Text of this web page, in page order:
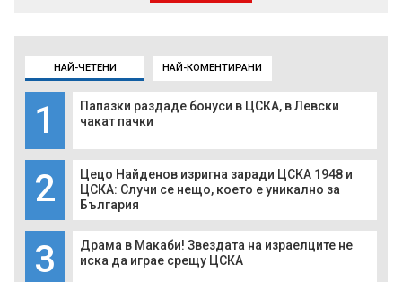
НАЙ-ЧЕТЕНИ НАЙ-КОМЕНТИРАНИ
1
Папазки раздаде бонуси в ЦСКА, в Левски
чакат пачки
2
Цецо Найденов изригна заради ЦСКА 1948 и
ЦСКА: Случи се нещо, което е уникално за
България
3
Драма в Макаби! Звездата на израелците не
иска да играе срещу ЦСКА